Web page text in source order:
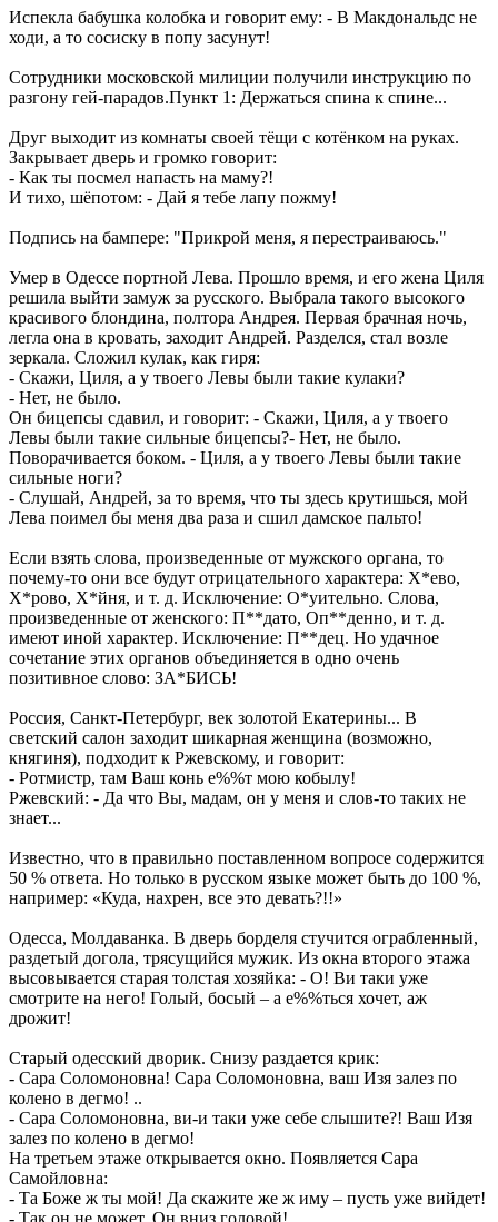
Испекла бабушка колобка и говорит ему: - В Макдональдс не
ходи, а то сосиску в попу засунут!
Сотрудники московской милиции получили инструкцию по
разгону гей-парадов.Пункт 1: Держаться спина к спине...
Друг выходит из комнаты своей тёщи с котёнком на руках.
Закрывает дверь и громко говорит:
- Как ты посмел напасть на маму?!
И тихо, шёпотом: - Дай я тебе лапу пожму!
Подпись на бампере: "Прикрой меня, я перестраиваюсь."
Умер в Одессе портной Лева. Прошло время, и его жена Циля
решила выйти замуж за русского. Выбрала такого высокого
красивого блондина, полтора Андрея. Первая брачная ночь,
легла она в кровать, заходит Андрей. Разделся, стал возле
зеркала. Сложил кулак, как гиря:
- Скажи, Циля, а у твоего Левы были такие кулаки?
- Нет, не было.
Он бицепсы сдавил, и говорит: - Скажи, Циля, а у твоего
Левы были такие сильные бицепсы?- Нет, не было.
Поворачивается боком. - Циля, а у твоего Левы были такие
сильные ноги?
- Слушай, Андрей, за то время, что ты здесь крутишься, мой
Лева поимел бы меня два раза и сшил дамское пальто!
Если взять слова, произведенные от мужского органа, то
почему-то они все будут отрицательного характера: Х*ево,
Х*рово, Х*йня, и т. д. Исключение: О*уительно. Слова,
произведенные от женского: П**дато, Оп**денно, и т. д.
имеют иной характер. Исключение: П**дец. Но удачное
сочетание этих органов объединяется в одно очень
позитивное слово: ЗА*БИСЬ!
Россия, Санкт-Петербург, век золотой Екатерины... В
светский салон заходит шикарная женщина (возможно,
княгиня), подходит к Ржевскому, и говорит:
- Ротмистр, там Ваш конь е%%т мою кобылу!
Ржевский: - Да что Вы, мадам, он у меня и слов-то таких не
знает...
Известно, что в правильно поставленном вопросе содержится
50 % ответа. Но только в русском языке может быть до 100 %,
например: «Куда, нахрен, все это девать?!!»
Одесса, Молдаванка. В дверь борделя стучится ограбленный,
раздетый догола, трясущийся мужик. Из окна второго этажа
высовывается старая толстая хозяйка: - О! Ви таки уже
смотрите на него! Голый, босый – а е%%ться хочет, аж
дрожит!
Старый одесский дворик. Снизу раздается крик:
- Сара Соломоновна! Сара Соломоновна, ваш Изя залез по
колено в дегмо! ..
- Сара Соломоновна, ви-и таки уже себе слышите?! Ваш Изя
залез по колено в дегмо!
На третьем этаже открывается окно. Появляется Сара
Самойловна:
- Та Боже ж ты мой! Да скажите же ж иму – пусть уже вийдет!
- Так он не может. Он вниз головой!..